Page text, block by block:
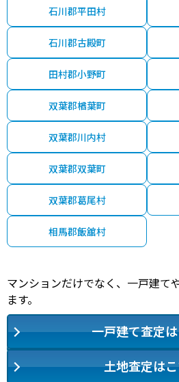
石川郡平田村
石川郡古殿町
田村郡小野町
双葉郡楢葉町
双葉郡川内村
双葉郡双葉町
双葉郡葛尾村
相馬郡飯舘村
マンションだけでなく、一戸建て
ます。
一戸建て査定
土地査定は